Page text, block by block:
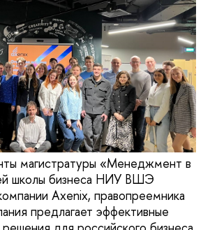
магистратуры «Менеджмент в
школы бизнеса НИУ ВШЭ
Axenix, правопреемника
предлагает эффективные